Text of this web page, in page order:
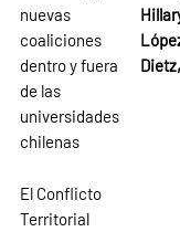
nuevas
coaliciones
dentro y fuera
de las
universidades
chilenas
El Conflicto
Territorial